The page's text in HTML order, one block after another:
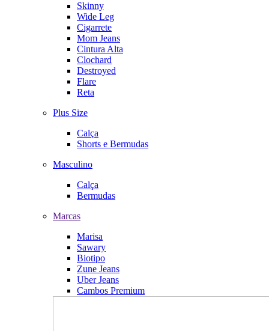
Skinny
Wide Leg
Cigarrete
Mom Jeans
Cintura Alta
Clochard
Destroyed
Flare
Reta
Plus Size
Calça
Shorts e Bermudas
Masculino
Calça
Bermudas
Marcas
Marisa
Sawary
Biotipo
Zune Jeans
Uber Jeans
Cambos Premium